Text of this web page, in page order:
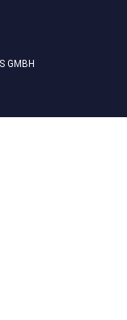
GMBH